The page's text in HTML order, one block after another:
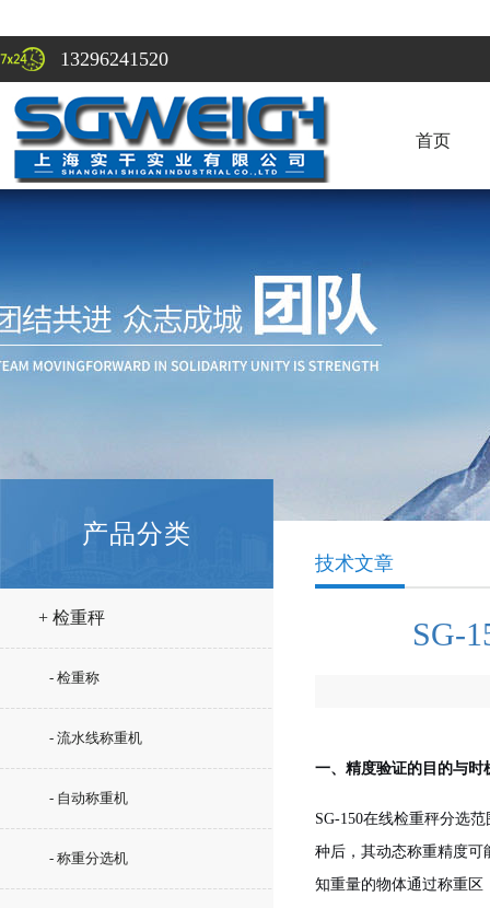
13296241520
首页
产品分类
+ 检重秤
- 检重称
- 流水线称重机
- 自动称重机
- 称重分选机
技术文章
SG-
一、精度验证的目的与时
SG-150在线检重秤分选范
种后，其动态称重精度可
知重量的物体通过称重区